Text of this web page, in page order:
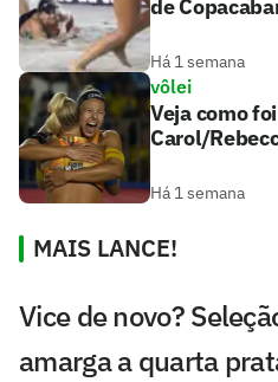
de
Há 1 semana
vôlei
Veja como
Carol/
Há 1 semana
MAIS LANCE!
Vice de novo?
amarga a quarta